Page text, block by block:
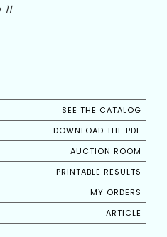
SEE THE CATALOG
DOWNLOAD THE PDF
AUCTION ROOM
PRINTABLE RESULTS
MY ORDERS
ARTICLE